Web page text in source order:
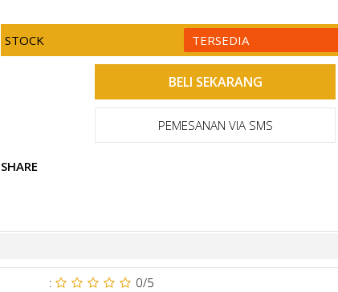
STOCK TERSEDIA
PEMESANAN VIA SMS
SHARE
: 0/5